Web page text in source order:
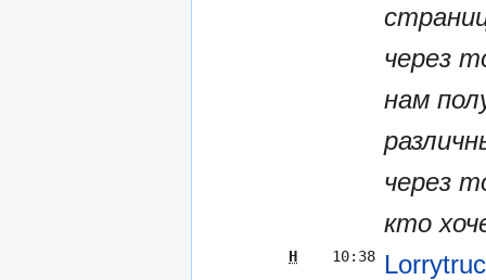
через
нам
через
кто
Н 10:38